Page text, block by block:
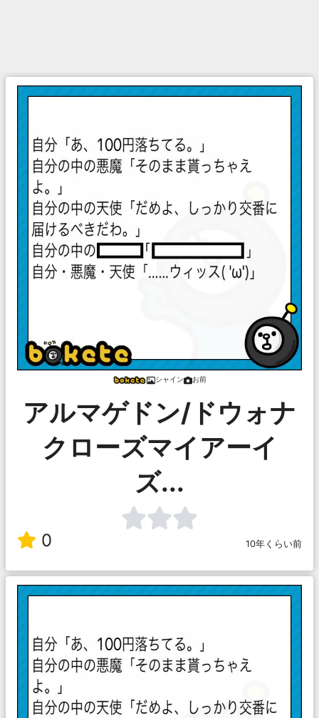
シャイン お前
アルマゲドン/ドウォナ
クローズマイアーイ
ズ...
0 10年くらい前